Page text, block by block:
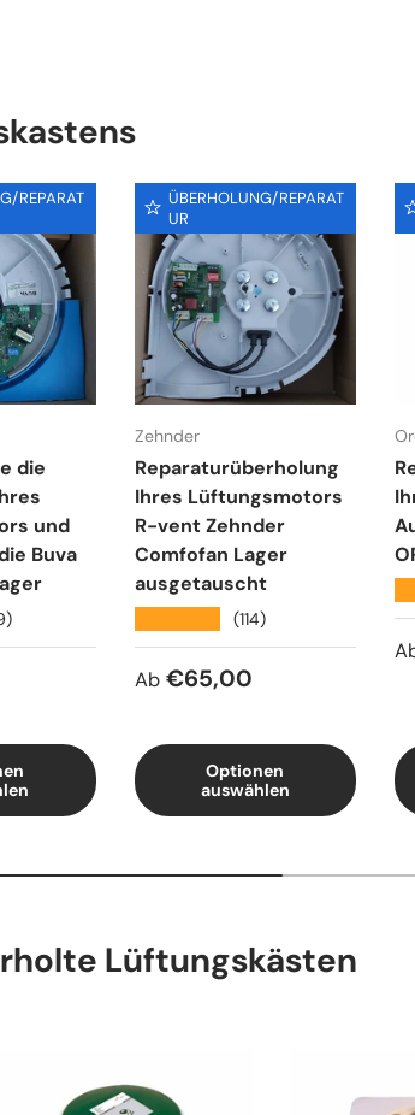
REPARAT
die
und
Buva
ÜBERHOLUNG/REPARAT
UR
Zehnder
Reparaturüberholung
Ihres Lüftungsmotors
R-vent Zehnder
Comfofan Lager
ausgetauscht
(114)
Normaler Preis
Ab €65,00
Optionen
auswählen
Lüftungskästen